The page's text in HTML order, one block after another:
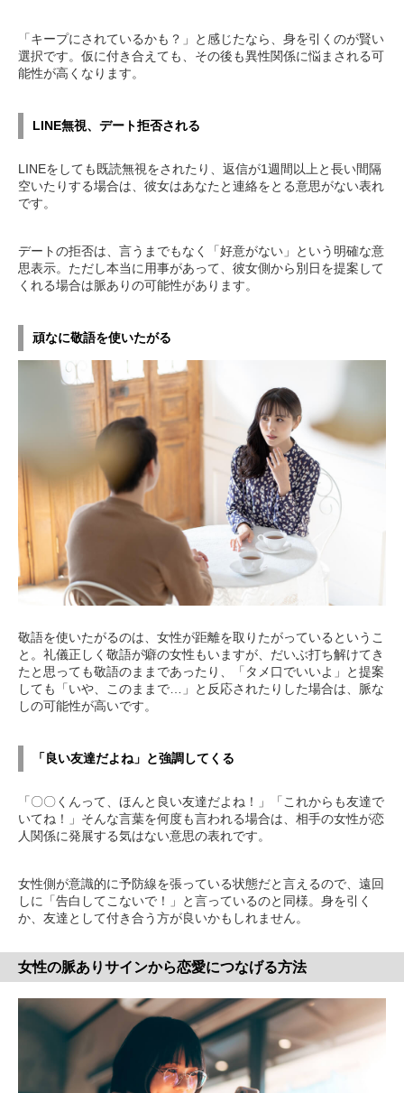
「キープにされているかも？」と感じたなら、身を引くのが賢い
選択です。仮に付き合えても、その後も異性関係に悩まされる可
能性が高くなります。
LINE無視、デート拒否される
LINEをしても既読無視をされたり、返信が1週間以上と長い間隔
空いたりする場合は、彼女はあなたと連絡をとる意思がない表れ
です。
デートの拒否は、言うまでもなく「好意がない」という明確な意
思表示。ただし本当に用事があって、彼女側から別日を提案して
くれる場合は脈ありの可能性があります。
頑なに敬語を使いたがる
敬語を使いたがるのは、女性が距離を取りたがっているというこ
と。礼儀正しく敬語が癖の女性もいますが、だいぶ打ち解けてき
たと思っても敬語のままであったり、「タメ口でいいよ」と提案
しても「いや、このままで…」と反応されたりした場合は、脈な
しの可能性が高いです。
「良い友達だよね」と強調してくる
「〇〇くんって、ほんと良い友達だよね！」「これからも友達で
いてね！」そんな言葉を何度も言われる場合は、相手の女性が恋
人関係に発展する気はない意思の表れです。
女性側が意識的に予防線を張っている状態だと言えるので、遠回
しに「告白してこないで！」と言っているのと同様。身を引く
か、友達として付き合う方が良いかもしれません。
女性の脈ありサインから恋愛につなげる方法